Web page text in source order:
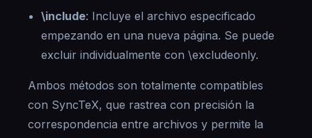
\include: Incluye el archivo especificado
empezando en una nueva página. Se puede
excluir individualmente con \excludeonly.
Ambos métodos son totalmente compatibles
con SyncTeX, que rastrea con precisión la
correspondencia entre archivos y permite la